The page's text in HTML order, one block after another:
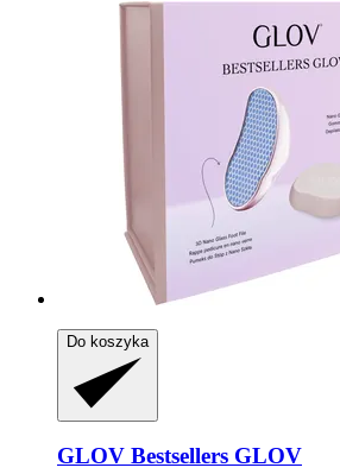
Do koszyka
GLOV Bestsellers GLOV